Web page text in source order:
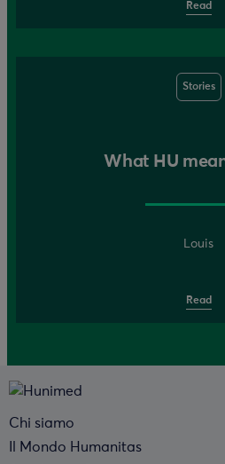
Read
Stories
What HU
Louis
Read
Chi siamo
Il Mondo Humanitas